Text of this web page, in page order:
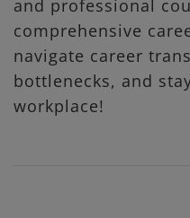
and professional
comprehensive
navigate career
bottlenecks, and
workplace!